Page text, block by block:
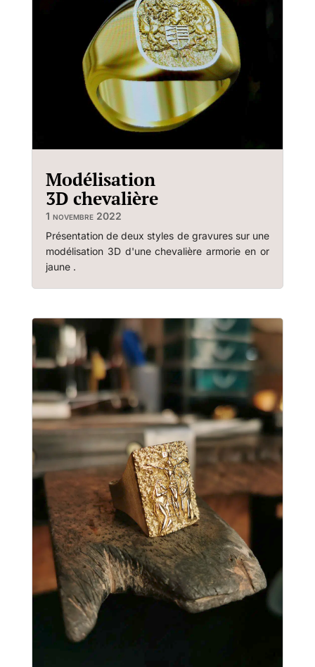
Modélisation
3D chevalière
1 novembre 2022
Présentation de deux styles de gravures sur une
modélisation 3D d'une chevalière armorie en or
jaune .